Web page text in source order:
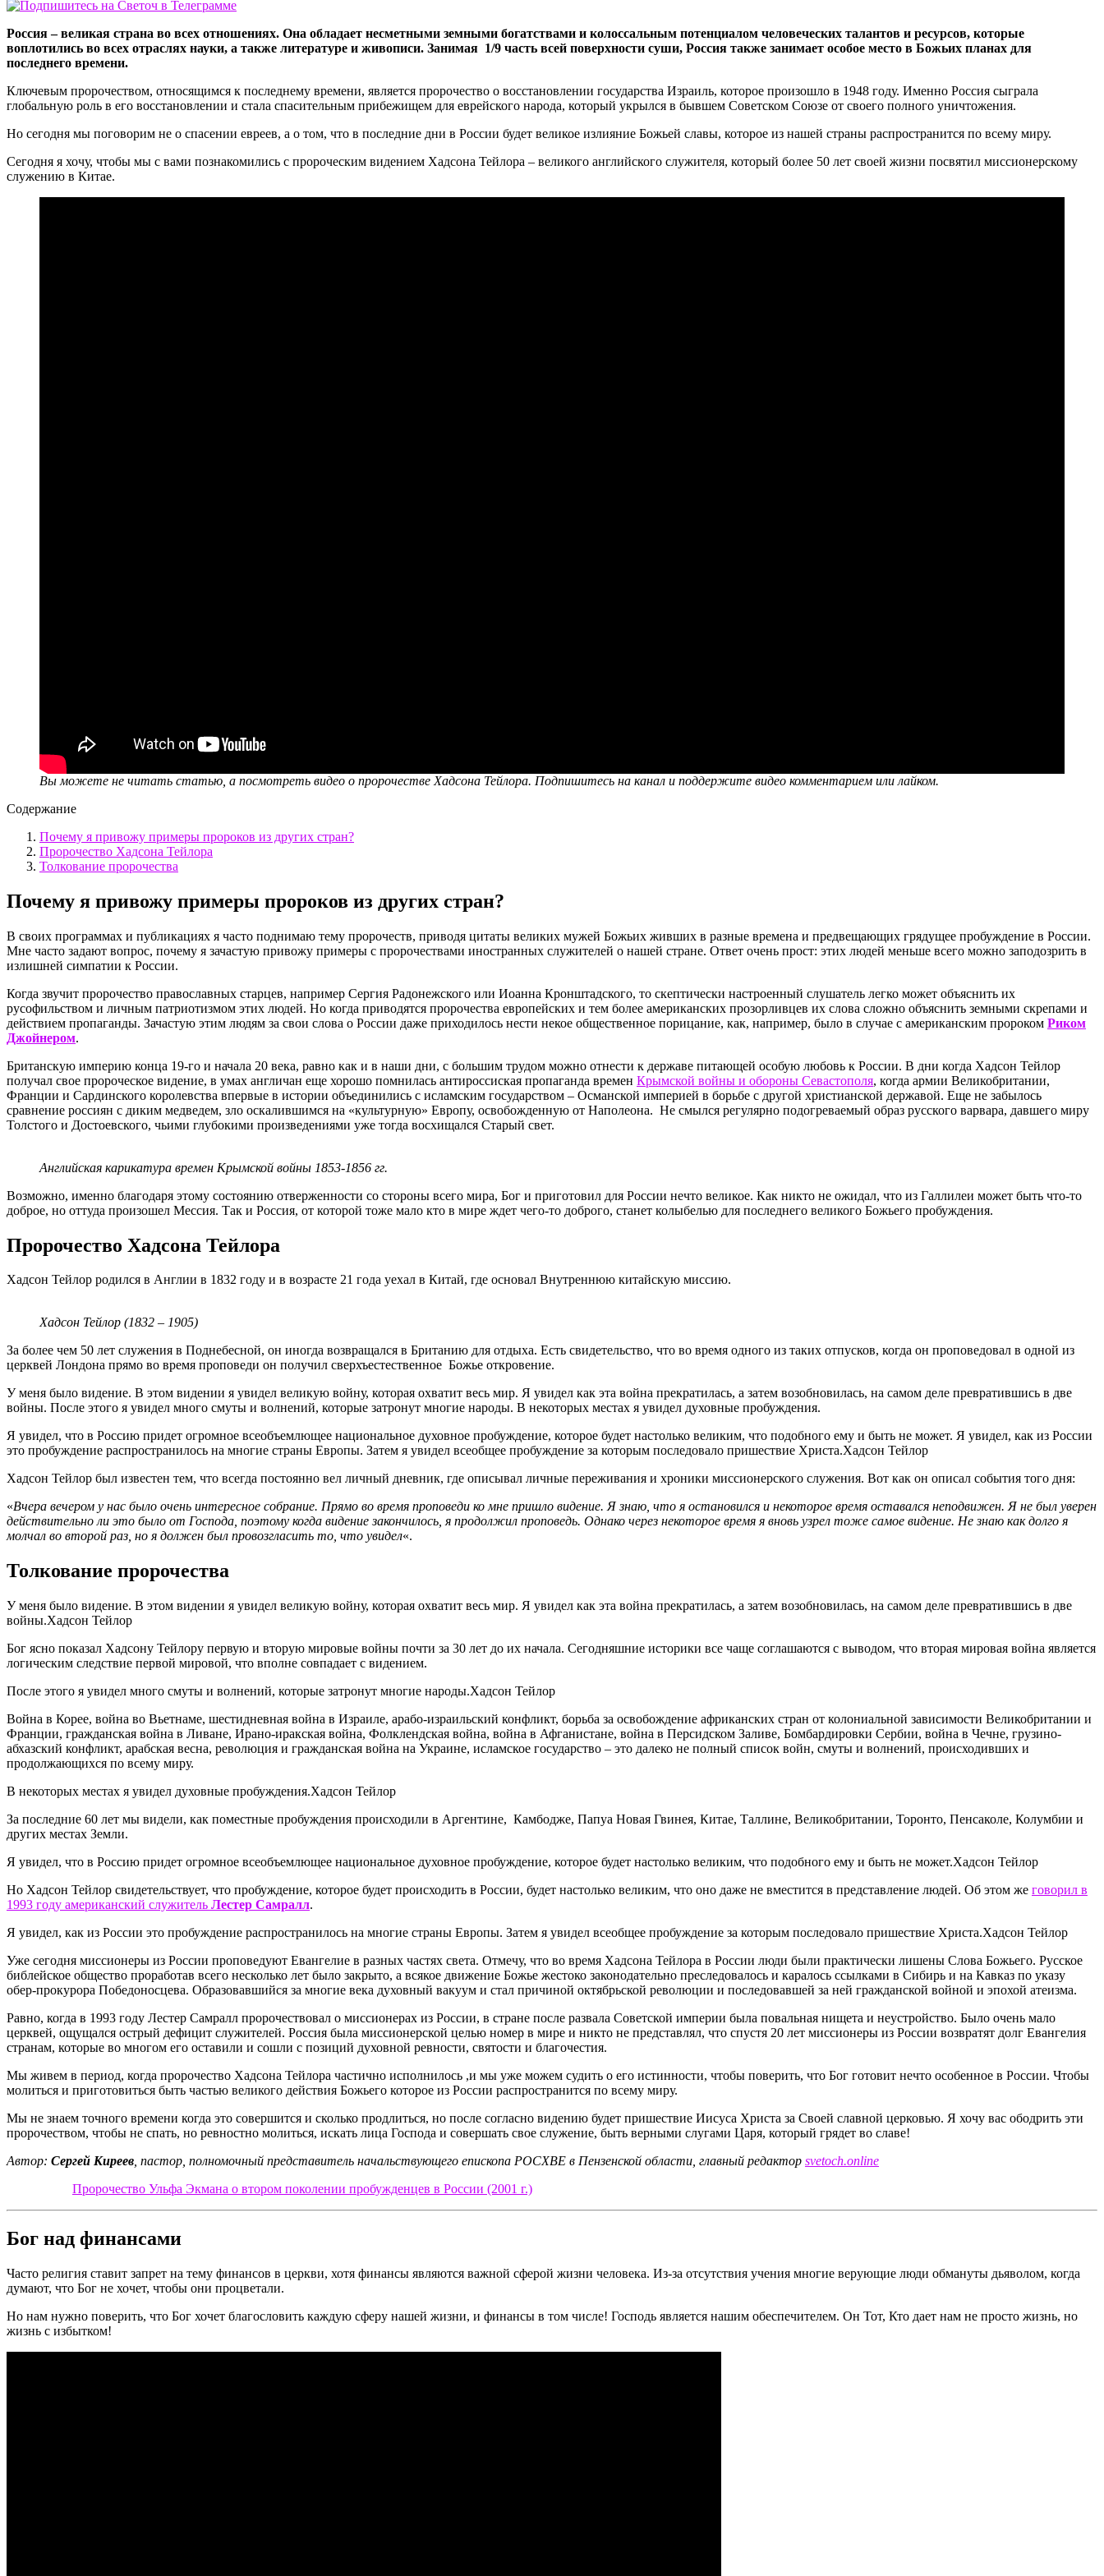
Россия – великая страна во всех отношениях. Она обладает несметными земными богатствами и колоссальным потенциалом человеческих талантов и ресурсов, которые
воплотились во всех отраслях науки, а также литературе и живописи. Занимая 1/9 часть всей поверхности суши, Россия также занимает особое место в Божьих планах для
последнего времени.
Ключевым пророчеством, относящимся к последнему времени, является пророчество о восстановлении государства Израиль, которое произошло в 1948 году. Именно Россия сыграла
глобальную роль в его восстановлении и стала спасительным прибежищем для еврейского народа, который укрылся в бывшем Советском Союзе от своего полного уничтожения.
Но сегодня мы поговорим не о спасении евреев, а о том, что в последние дни в России будет великое излияние Божьей славы, которое из нашей страны распространится по всему миру.
Сегодня я хочу, чтобы мы с вами познакомились с пророческим видением Хадсона Тейлора – великого английского служителя, который более 50 лет своей жизни посвятил миссионерскому
служению в Китае.
Вы можете не читать статью, а посмотреть видео о пророчестве Хадсона Тейлора. Подпишитесь на канал и поддержите видео комментарием или лайком.
Содержание
Почему я привожу примеры пророков из других стран?
Пророчество Хадсона Тейлора
Толкование пророчества
Почему я привожу примеры пророков из других стран?
В своих программах и публикациях я часто поднимаю тему пророчеств, приводя цитаты великих мужей Божьих живших в разные времена и предвещающих грядущее пробуждение в России.
Мне часто задают вопрос, почему я зачастую привожу примеры с пророчествами иностранных служителей о нашей стране. Ответ очень прост: этих людей меньше всего можно заподозрить в
излишней симпатии к России.
Когда звучит пророчество православных старцев, например Сергия Радонежского или Иоанна Кронштадского, то скептически настроенный слушатель легко может объяснить их
русофильством и личным патриотизмом этих людей. Но когда приводятся пророчества европейских и тем более американских прозорливцев их слова сложно объяснить земными скрепами и
действием пропаганды. Зачастую этим людям за свои слова о России даже приходилось нести некое общественное порицание, как, например, было в случае с американским пророком Риком
Джойнером.
Британскую империю конца 19-го и начала 20 века, равно как и в наши дни, с большим трудом можно отнести к державе питающей особую любовь к России. В дни когда Хадсон Тейлор
получал свое пророческое видение, в умах англичан еще хорошо помнилась антироссиская пропаганда времен Крымской войны и обороны Севастополя, когда армии Великобритании,
Франции и Сардинского королевства впервые в истории объединились с исламским государством – Османской империей в борьбе с другой христианской державой. Еще не забылось
сравнение россиян с диким медведем, зло оскалившимся на «культурную» Европу, освобожденную от Наполеона. Не смылся регулярно подогреваемый образ русского варвара, давшего миру
Толстого и Достоевского, чьими глубокими произведениями уже тогда восхищался Старый свет.
Английская карикатура времен Крымской войны 1853-1856 гг.
Возможно, именно благодаря этому состоянию отверженности со стороны всего мира, Бог и приготовил для России нечто великое. Как никто не ожидал, что из Галлилеи может быть что-то
доброе, но оттуда произошел Мессия. Так и Россия, от которой тоже мало кто в мире ждет чего-то доброго, станет колыбелью для последнего великого Божьего пробуждения.
Пророчество Хадсона Тейлора
Хадсон Тейлор родился в Англии в 1832 году и в возрасте 21 года уехал в Китай, где основал Внутреннюю китайскую миссию.
Хадсон Тейлор (1832 – 1905)
За более чем 50 лет служения в Поднебесной, он иногда возвращался в Британию для отдыха. Есть свидетельство, что во время одного из таких отпусков, когда он проповедовал в одной из
церквей Лондона прямо во время проповеди он получил сверхъестественное Божье откровение.
У меня было видение. В этом видении я увидел великую войну, которая охватит весь мир. Я увидел как эта война прекратилась, а затем возобновилась, на самом деле превратившись в две
войны. После этого я увидел много смуты и волнений, которые затронут многие народы. В некоторых местах я увидел духовные пробуждения.
Я увидел, что в Россию придет огромное всеобъемлющее национальное духовное пробуждение, которое будет настолько великим, что подобного ему и быть не может. Я увидел, как из России
это пробуждение распространилось на многие страны Европы. Затем я увидел всеобщее пробуждение за которым последовало пришествие Христа.Хадсон Тейлор
Хадсон Тейлор был известен тем, что всегда постоянно вел личный дневник, где описывал личные переживания и хроники миссионерского служения. Вот как он описал события того дня:
«Вчера вечером у нас было очень интересное собрание. Прямо во время проповеди ко мне пришло видение. Я знаю, что я остановился и некоторое время оставался неподвижен. Я не был уверен
действительно ли это было от Господа, поэтому когда видение закончилось, я продолжил проповедь. Однако через некоторое время я вновь узрел тоже самое видение. Не знаю как долго я
молчал во второй раз, но я должен был провозгласить то, что увидел«.
Толкование пророчества
У меня было видение. В этом видении я увидел великую войну, которая охватит весь мир. Я увидел как эта война прекратилась, а затем возобновилась, на самом деле превратившись в две
войны.Хадсон Тейлор
Бог ясно показал Хадсону Тейлору первую и вторую мировые войны почти за 30 лет до их начала. Сегодняшние историки все чаще соглашаются с выводом, что вторая мировая война является
логическим следствие первой мировой, что вполне совпадает с видением.
После этого я увидел много смуты и волнений, которые затронут многие народы.Хадсон Тейлор
Война в Корее, война во Вьетнаме, шестидневная война в Израиле, арабо-израильский конфликт, борьба за освобождение африканских стран от колониальной зависимости Великобритании и
Франции, гражданская война в Ливане, Ирано-иракская война, Фолклендская война, война в Афганистане, война в Персидском Заливе, Бомбардировки Сербии, война в Чечне, грузино-
абхазский конфликт, арабская весна, революция и гражданская война на Украине, исламское государство – это далеко не полный список войн, смуты и волнений, происходивших и
продолжающихся по всему миру.
В некоторых местах я увидел духовные пробуждения.Хадсон Тейлор
За последние 60 лет мы видели, как поместные пробуждения происходили в Аргентине, Камбодже, Папуа Новая Гвинея, Китае, Таллине, Великобритании, Торонто, Пенсаколе, Колумбии и
других местах Земли.
Я увидел, что в Россию придет огромное всеобъемлющее национальное духовное пробуждение, которое будет настолько великим, что подобного ему и быть не может.Хадсон Тейлор
Но Хадсон Тейлор свидетельствует, что пробуждение, которое будет происходить в России, будет настолько великим, что оно даже не вместится в представление людей. Об этом же говорил в
1993 году американский служитель Лестер Самралл.
Я увидел, как из России это пробуждение распространилось на многие страны Европы. Затем я увидел всеобщее пробуждение за которым последовало пришествие Христа.Хадсон Тейлор
Уже сегодня миссионеры из России проповедуют Евангелие в разных частях света. Отмечу, что во время Хадсона Тейлора в России люди были практически лишены Слова Божьего. Русское
библейское общество проработав всего несколько лет было закрыто, а всякое движение Божье жестоко законодательно преследовалось и каралось ссылками в Сибирь и на Кавказ по указу
обер-прокурора Победоносцева. Образовавшийся за многие века духовный вакуум и стал причиной октябрьской революции и последовавшей за ней гражданской войной и эпохой атеизма.
Равно, когда в 1993 году Лестер Самралл пророчествовал о миссионерах из России, в стране после развала Советской империи была повальная нищета и неустройство. Было очень мало
церквей, ощущался острый дефицит служителей. Россия была миссионерской целью номер в мире и никто не представлял, что спустя 20 лет миссионеры из России возвратят долг Евангелия
странам, которые во многом его оставили и сошли с позиций духовной ревности, святости и благочестия.
Мы живем в период, когда пророчество Хадсона Тейлора частично исполнилось ,и мы уже можем судить о его истинности, чтобы поверить, что Бог готовит нечто особенное в России. Чтобы
молиться и приготовиться быть частью великого действия Божьего которое из России распространится по всему миру.
Мы не знаем точного времени когда это совершится и сколько продлиться, но после согласно видению будет пришествие Иисуса Христа за Своей славной церковью. Я хочу вас ободрить эти
пророчеством, чтобы не спать, но ревностно молиться, искать лица Господа и совершать свое служение, быть верными слугами Царя, который грядет во славе!
Автор: Сергей Киреев , пастор, полномочный представитель начальствующего епископа РОСХВЕ в Пензенской области, главный редактор svetoch.online
Пророчество Ульфа Экмана о втором поколении пробужденцев в России (2001 г.)
Бог над финансами
Часто религия ставит запрет на тему финансов в церкви, хотя финансы являются важной сферой жизни человека. Из-за отсутствия учения многие верующие люди обмануты дьяволом, когда
думают, что Бог не хочет, чтобы они процветали.
Но нам нужно поверить, что Бог хочет благословить каждую сферу нашей жизни, и финансы в том числе! Господь является нашим обеспечителем. Он Тот, Кто дает нам не просто жизнь, но
жизнь с избытком!